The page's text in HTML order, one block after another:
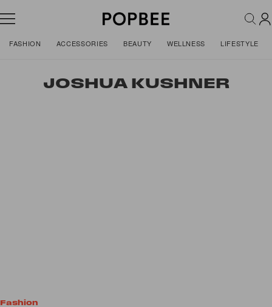
FASHION ACCESSORIES BEAUTY WELLNESS LIFESTYLE
JOSHUA KUSHNER
Fashion